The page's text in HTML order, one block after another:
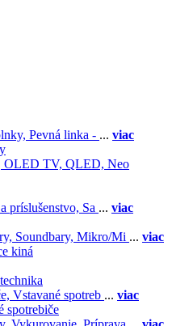
Pevná linka - ... viac
OLED TV, QLED, Neo
príslušenstvo, Sa ... viac
Soundbary, Mikro/Mi ... viac
kiná
Vstavané spotreb ... viac
spotrebiče